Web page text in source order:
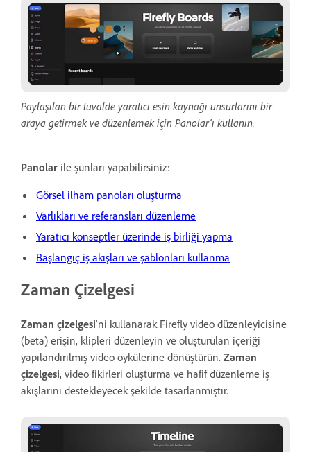
Paylaşılan bir tuvalde yaratıcı esin kaynağı unsurlarını bir
araya getirmek ve düzenlemek için Panolar'ı kullanın.
Panolar ile şunları yapabilirsiniz:
Görsel ilham panoları oluşturma
Varlıkları ve referansları düzenleme
Yaratıcı konseptler üzerinde iş birliği yapma
Başlangıç iş akışları ve şablonları kullanma
Zaman Çizelgesi
Zaman çizelgesi'ni kullanarak Firefly video düzenleyicisine
(beta) erişin, klipleri düzenleyin ve oluşturulan içeriği
yapılandırılmış video öykülerine dönüştürün. Zaman
çizelgesi, video fikirleri oluşturma ve hafif düzenleme iş
akışlarını destekleyecek şekilde tasarlanmıştır.